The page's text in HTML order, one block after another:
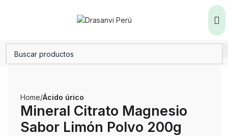
Home Ácido úrico
Mineral Citrato Magnesio
Sabor Limón Polvo 200g